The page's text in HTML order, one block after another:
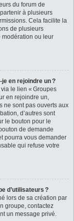
du forum de
à plusieurs
Cela facilite la
de plusieurs
modération ou leur
en rejoindre un ?
le lien « Groupes
en rejoindre un,
ne sont pas ouverts aux
d’autres sont
le bouton pour le
de demande
pourra vous demander
qui refuse votre
d’utilisateurs ?
lors de sa création par
groupe, contactez
un message privé.